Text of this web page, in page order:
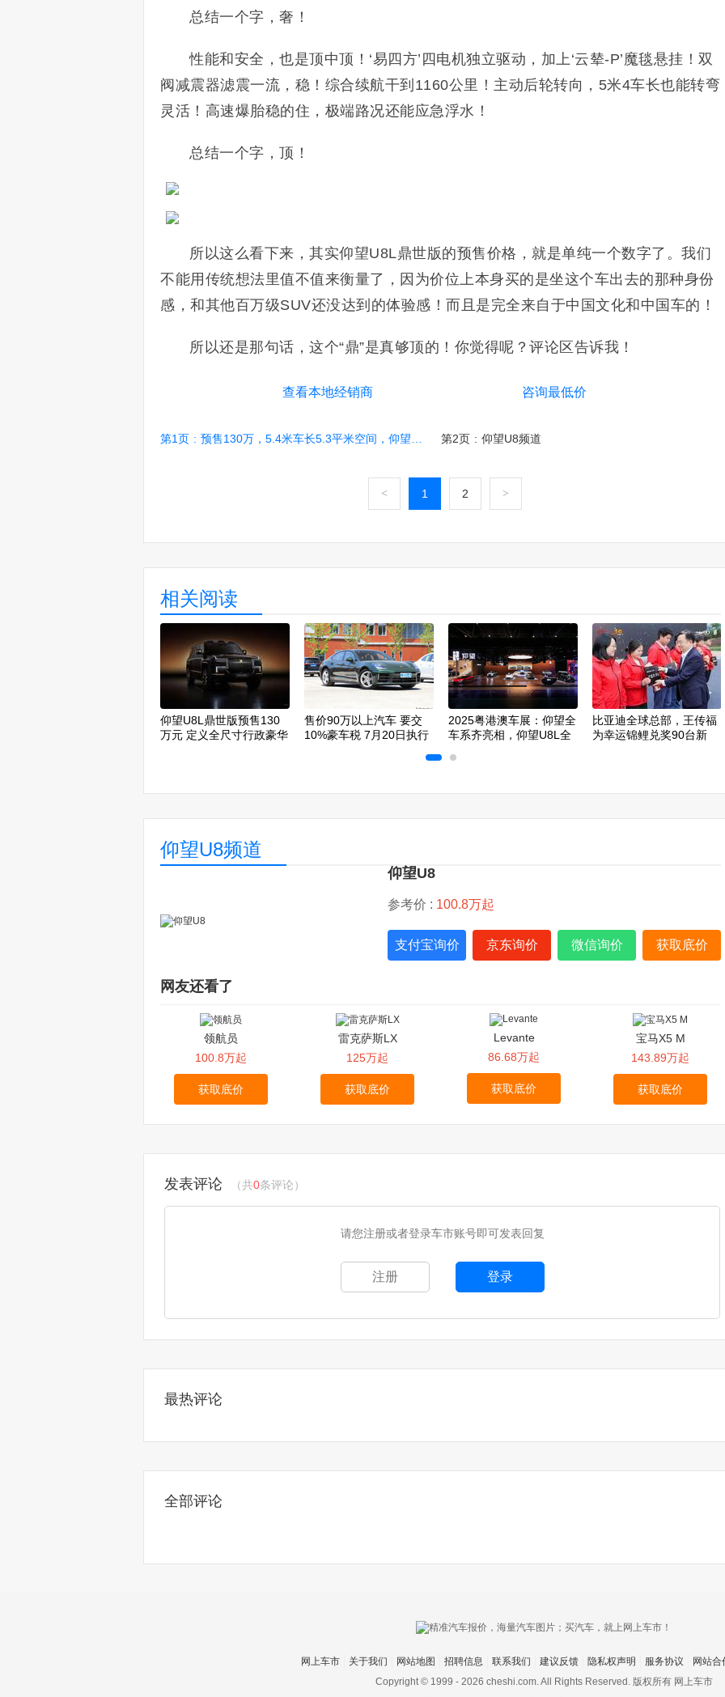
总结一个字，奢！
性能和安全，也是顶中顶！‘易四方’四电机独立驱动，加上‘云辇-P’魔毯悬挂！双
阀减震器滤震一流，稳！综合续航干到1160公里！主动后轮转向，5米4车长也能转弯
灵活！高速爆胎稳的住，极端路况还能应急浮水！
总结一个字，顶！
所以这么看下来，其实仰望U8L鼎世版的预售价格，就是单纯一个数字了。我们
不能用传统想法里值不值来衡量了，因为价位上本身买的是坐这个车出去的那种身份
感，和其他百万级SUV还没达到的体验感！而且是完全来自于中国文化和中国车的！
所以还是那句话，这个“鼎”是真够顶的！你觉得呢？评论区告诉我！
查看本地经销商 咨询最低价
第1页 : 预售130万，5.4米车长5.3平米空间，仰望U8L 鼎世版“太 第2页 : 仰望U8频道
< 1 2 >
相关阅读
仰望U8L鼎世版预售130
万元 定义全尺寸行政豪华
售价90万以上汽车 要交
10%豪车税 7月20日执行
2025粤港澳车展：仰望全
车系齐亮相，仰望U8L全
比亚迪全球总部，王传福
为幸运锦鲤兑奖90台新
仰望U8频道
仰望U8
参考价 : 100.8万起
支付宝询价 京东询价 微信询价 获取底价
网友还看了
领航员
100.8万起
获取底价
雷克萨斯LX
125万起
获取底价
Levante
86.68万起
获取底价
宝马X5 M
143.89万起
获取底价
发表评论 （共0条评论）
请您注册或者登录车市账号即可发表回复
注册 登录
最热评论
全部评论
网上车市 关于我们 网站地图 招聘信息 联系我们 建议反馈 隐私权声明 服务协议 网站合
Copyright © 1999 - 2026 cheshi.com. All Rights Reserved. 版权所有 网上车市